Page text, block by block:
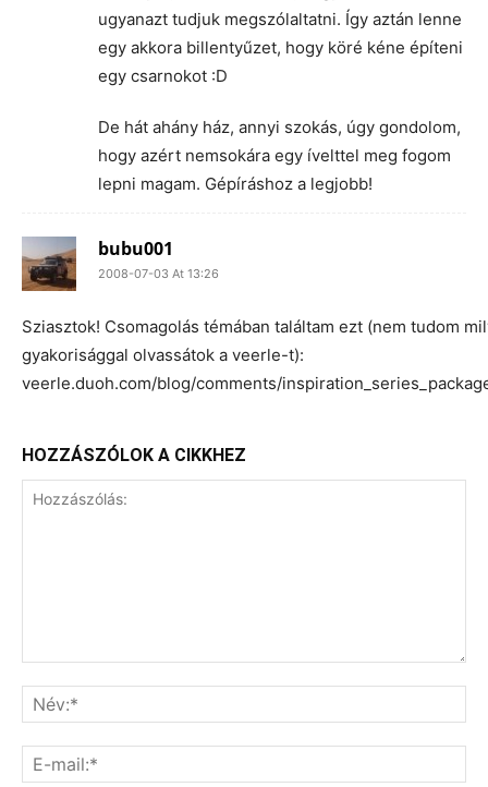
ugyanazt tudjuk megszólaltatni. Így aztán lenne
egy akkora billentyűzet, hogy köré kéne építeni
egy csarnokot :D
De hát ahány ház, annyi szokás, úgy gondolom,
hogy azért nemsokára egy ívelttel meg fogom
lepni magam. Gépíráshoz a legjobb!
bubu001
2008-07-03 At 13:26
Sziasztok! Csomagolás témában találtam ezt (nem tudom
gyakorisággal olvassátok a veerle-t):
veerle.duoh.com/blog/comments/
HOZZÁSZÓLOK A CIKKHEZ